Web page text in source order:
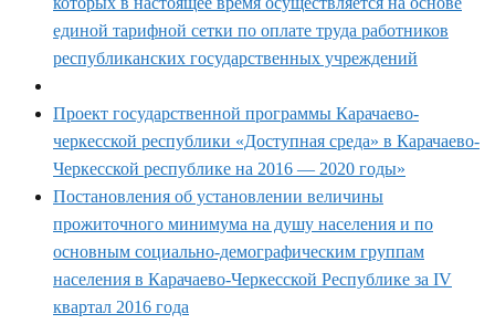
единой тарифной сетки по оплате труда работников
республиканских государственных учреждений
Проект государственной программы Карачаево-
черкесской республики «Доступная среда» в Карачаево-
Черкесской республике на 2016 — 2020 годы»
Постановления об установлении величины
прожиточного минимума на душу населения и по
основным социально-демографическим группам
населения в Карачаево-Черкесской Республике за IV
квартал 2016 года